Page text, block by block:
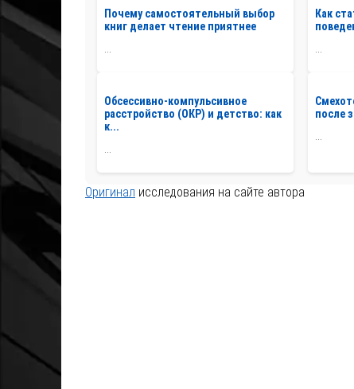
Почему самостоятельный выбор
книг делает чтение приятнее
...
Как
...
Обсессивно-компульсивное
расстройство (ОКР) и детство: как
к...
после
Оригинал исследования на сайте автора